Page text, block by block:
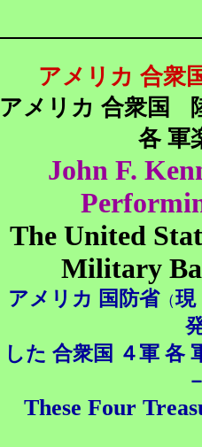
アメリカ 合衆
アメリカ 合衆国
各 軍
John F.
The United
Military
アメリカ 国防省 （現
した 合衆国 ４軍 各
These Four